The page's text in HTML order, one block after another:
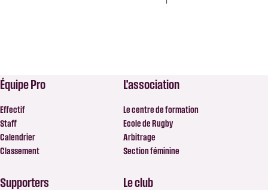
Équipe Pro
Effectif
Staff
Calendrier
Classement
L’association
Le centre de formation
Ecole de Rugby
Arbitrage
Section féminine
Supporters Le club